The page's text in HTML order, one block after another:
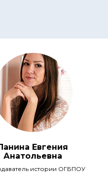
Евгения
Анатольевна
истории ОГБПОУ